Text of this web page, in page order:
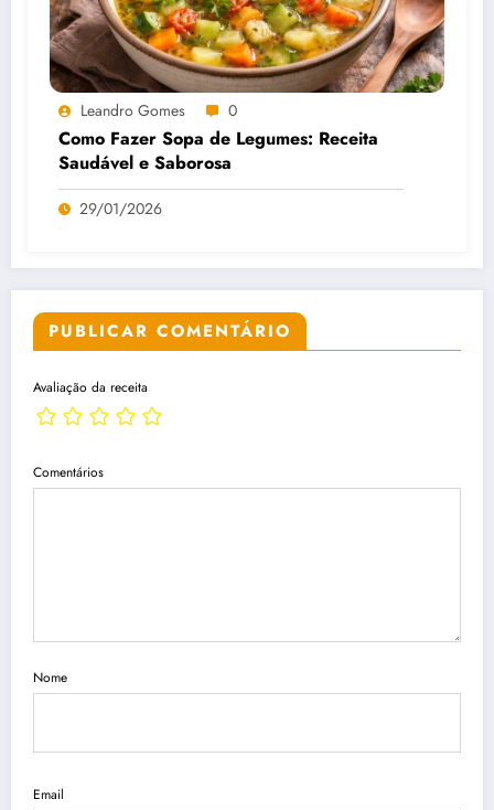
Leandro Gomes 0
Como Fazer Sopa de Legumes: Receita
Saudável e Saborosa
29/01/2026
PUBLICAR COMENTÁRIO
Avaliação da receita
Comentários
Nome
Email